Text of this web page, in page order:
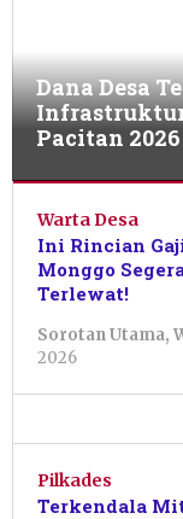
Dana Desa
Pacitan
Utama,
Warta
Desa
2026
Sulthan
Warta Desa
Ini Rincian
Monggo
Terlewat!
Sorotan Utama,
2026
Pilkades
Terkendala